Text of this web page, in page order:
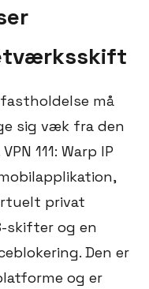
må
sig væk fra den
111: Warp IP
privat
skifter og en
Den er
og er